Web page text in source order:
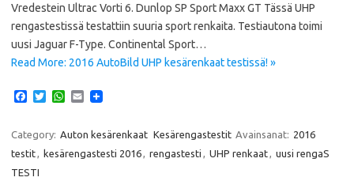
Vredestein Ultrac Vorti 6. Dunlop SP Sport Maxx GT Tässä UHP
rengastestissä testattiin suuria sport renkaita. Testiautona toimi
uusi Jaguar F-Type. Continental Sport…
Read More: 2016 AutoBild UHP kesärenkaat testissä! »
e
b
o
o
T
t
e
W
t
A
E
i
Category: Auton kesärenkaat Kesärengastestit Avainsanat: 2016
testit
kesärengastesti 2016 rengastesti UHP renkaat
uusi rengaS
TESTI